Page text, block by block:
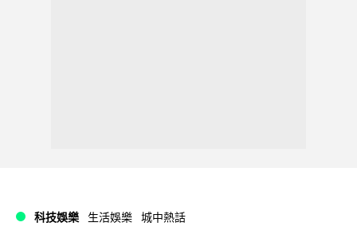
科技娛樂 生活娛樂 城中熱話